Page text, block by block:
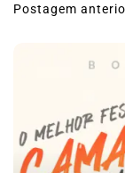
N
g
a
Postagem